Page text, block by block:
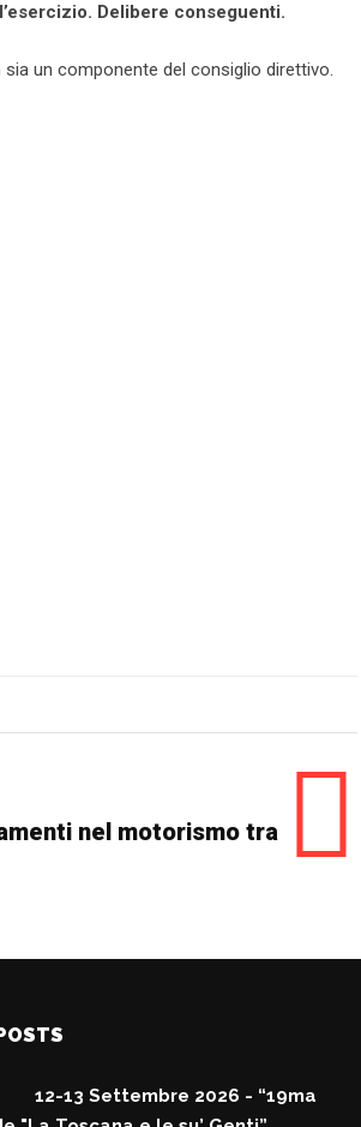
Delibere conseguenti.
un componente del consiglio direttivo.
nel motorismo tra
12-13 Settembre 2026 - “19ma